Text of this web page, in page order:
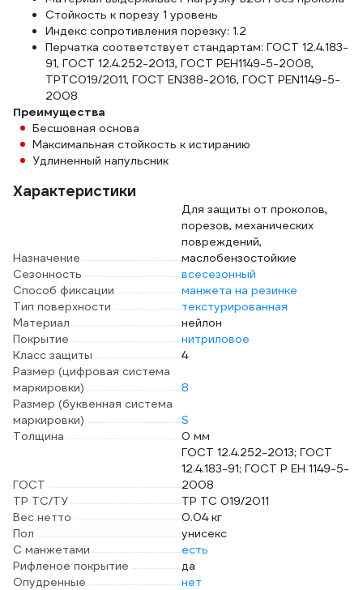
Стойкость к порезу 1 уровень
Индекс сопротивления порезку: 1.2
Перчатка соответствует стандартам: ГОСТ 12.4.183-
91, ГОСТ 12.4.252-2013, ГОСТ РЕН1149-5-2008,
ТРТС019/2011, ГОСТ EN388-2016, ГОСТ PEN1149-5-
2008
Преимущества
Бесшовная основа
Максимальная стойкость к истиранию
Удлиненный напульсник
Характеристики
Назначение
Для защиты от проколов,
порезов, механических
повреждений,
маслобензостойкие
Сезонность
всесезонный
Способ фиксации
манжета на резинке
Тип поверхности
текстурированная
Материал
нейлон
Покрытие
нитриловое
Класс защиты
4
Размер (цифровая система
маркировки)
8
Размер (буквенная система
маркировки)
S
Толщина
0 мм
ГОСТ
ГОСТ 12.4.252-2013; ГОСТ
12.4.183-91; ГОСТ Р ЕН 1149-5-
2008
ТР ТС/ТУ
ТР ТС 019/2011
Вес нетто
0.04 кг
Пол
унисекс
С манжетами
есть
Рифленое покрытие
да
Опудренные
нет